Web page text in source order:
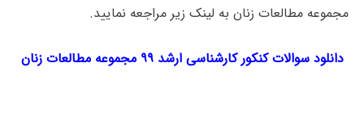
مجموعه مطالعات زنان به لینک زیر مراجعه نمایید.
دانلود سوالات کنکور کارشناسی ارشد ۹۹ مجموعه مطالعات زنان